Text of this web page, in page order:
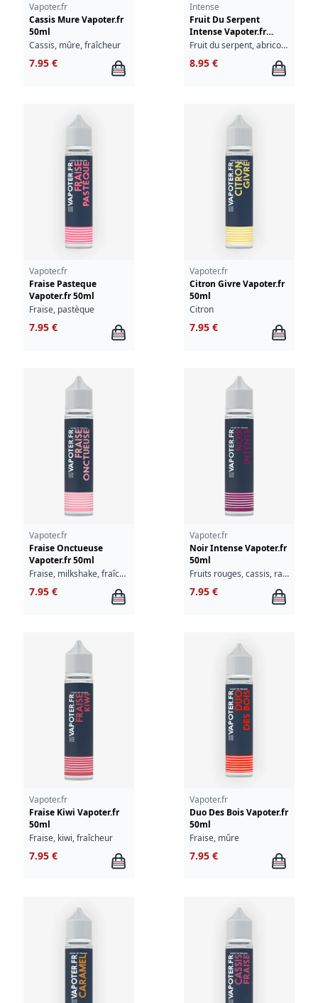
Vapoter.fr
Cassis Mure Vapoter.fr
50ml
Cassis, mûre, fraîcheur
7.95 €
Intense
Fruit Du Serpent
Intense Vapoter.fr
50ml
Fruit du serpent, abricot, goyave, fraîcheur
8.95 €
Vapoter.fr
Fraise Pasteque
Vapoter.fr 50ml
Fraise, pastèque
7.95 €
Vapoter.fr
Citron Givre Vapoter.fr
50ml
Citron
7.95 €
Vapoter.fr
Fraise Onctueuse
Vapoter.fr 50ml
Fraise, milkshake, fraîcheur
7.95 €
Vapoter.fr
Noir Intense Vapoter.fr
50ml
Fruits rouges, cassis, raisin noir, fraîcheur
7.95 €
Vapoter.fr
Fraise Kiwi Vapoter.fr
50ml
Fraise, kiwi, fraîcheur
7.95 €
Vapoter.fr
Duo Des Bois Vapoter.fr
50ml
Fraise, mûre
7.95 €